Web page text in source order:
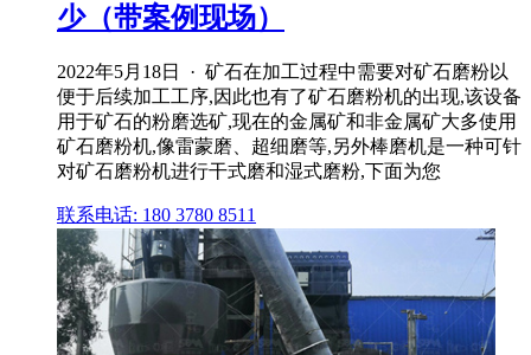
少（带案例现场）
2022年5月18日 · 矿石在加工过程中需要对矿石磨粉以
便于后续加工工序,因此也有了矿石磨粉机的出现,该设备
用于矿石的粉磨选矿,现在的金属矿和非金属矿大多使用
矿石磨粉机,像雷蒙磨、超细磨等,另外棒磨机是一种可针
对矿石磨粉机进行干式磨和湿式磨粉,下面为您
联系电话: 180 3780 8511